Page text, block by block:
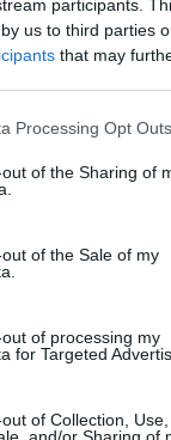
participants.
us to third parties
that may
Processing Opt Outs
of the Sharing of
of the Sale of my
of processing my
for Targeted
of Collection, Use,
koupališť na
i tři nové